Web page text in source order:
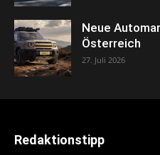
Neue
Österreich
27. Juli 2026
Redaktionstipp